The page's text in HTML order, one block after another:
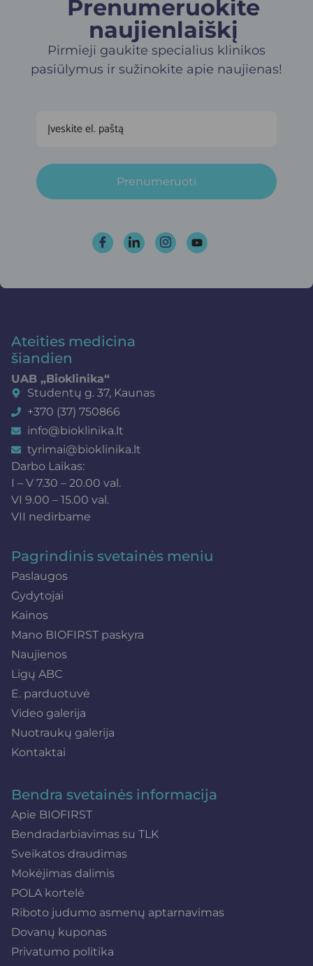
Prenumeruokite
naujienlaiškį​
Pirmieji gaukite specialius klinikos
pasiūlymus ir sužinokite apie naujienas!
Prenumeruoti
Ateities medicina
šiandien
UAB „Bioklinika“
Studentų g. 37, Kaunas
+370 (37) 750866
info@bioklinika.lt
tyrimai@bioklinika.lt
Darbo Laikas:
I – V 7.30 – 20.00 val.
VI 9.00 – 15.00 val.
VII nedirbame
Pagrindinis svetainės meniu
Paslaugos
Gydytojai
Kainos
Mano BIOFIRST paskyra
Naujienos
Ligų ABC
E. parduotuvė
Video galerija
Nuotraukų galerija
Kontaktai
Bendra svetainės informacija
Apie BIOFIRST
Bendradarbiavimas su TLK
Sveikatos draudimas
Mokėjimas dalimis
POLA kortelė
Riboto judumo asmenų aptarnavimas
Dovanų kuponas
Privatumo politika